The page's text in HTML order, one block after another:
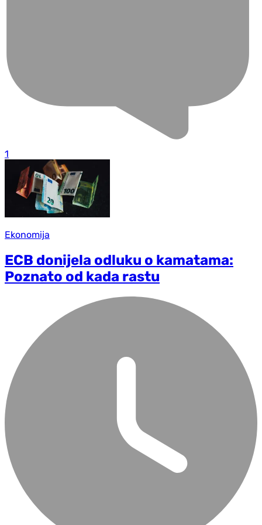
1
Ekonomija
ECB donijela odluku o kamatama:
Poznato od kada rastu